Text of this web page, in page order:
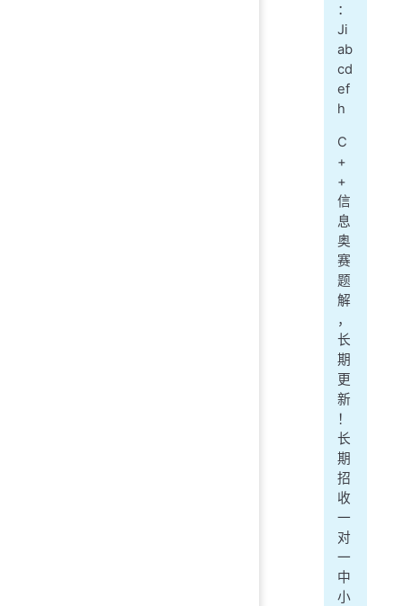
：
Ji
ab
cd
ef
h
C
+
+
信
息
奥
赛
题
解
，
长
期
更
新
！
长
期
招
收
一
对
一
中
小